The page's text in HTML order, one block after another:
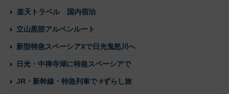
楽天トラベル 国内宿泊
立山黒部アルペンルート
新型特急スペーシアXで日光鬼怒川へ
日光・中禅寺湖に特急スペーシアで
JR・新幹線・特急列車で #ずらし旅